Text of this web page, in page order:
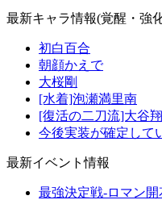
最新キャラ情報(覚醒・強
初白百合
朝顔かえで
大桜剛
[水着]泡瀬満里南
[復活の二刀流]大谷
今後実装が確定して
最新イベント情報
最強決定戦-ロマン